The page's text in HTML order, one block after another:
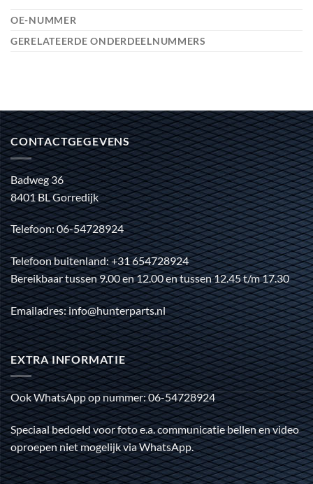
OE-NUMMER
GERELATEERDE ONDERDEELNUMMERS
CONTACTGEGEVENS
Badweg 36
8401 BL Gorredijk
Telefoon: 06-54728924
Telefoon buitenland: +31 654728924
Bereikbaar tussen 9.00 en 12.00 en tussen 12.45 t/m 17.30
Emailadres: info@hunterparts.nl
EXTRA INFORMATIE
Ook WhatsApp op nummer: 06-54728924
Speciaal bedoeld voor foto e.a. communicatie bellen en video
oproepen niet mogelijk via WhatsApp.